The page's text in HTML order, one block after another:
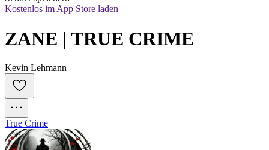
Kostenlos im App Store laden
ZANE | TRUE CRIME
Kevin Lehmann
True Crime